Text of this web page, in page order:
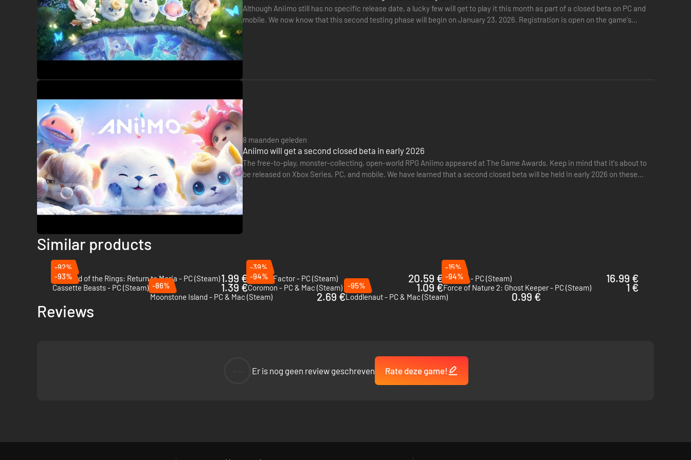
Although Aniimo still has no specific release date, a lucky few will get to play it this month as part of a closed beta on PC and
mobile. We now know that this second testing phase will begin on January 23, 2026. Registration is open on the game's
8 maanden geleden
Aniimo will get a second closed beta in early 2026
The free-to-play, monster-collecting, open-world RPG Aniimo appeared at The Game Awards. Keep in mind that it's about to
be released on Xbox Series, PC, and mobile. We have learned that a second closed beta will be held in early 2026 on these
Similar products
-92%
The Lord of the Rings: Return to Moria - PC (Steam)1.99 €
-39%
Abiotic Factor - PC (Steam)
20.59 €
-15%
Farever - PC (Steam)
16.99 €
-93%
Cassette Beasts - PC (Steam)
1.39 €
-94%
Coromon - PC & Mac (Steam)
1.09 €
-94%
Force of Nature 2: Ghost Keeper - PC (Steam)
1 €
-86%
Moonstone Island - PC & Mac (Steam)
2.69 €
-95%
Loddlenaut - PC & Mac (Steam)
0.99 €
Reviews
Er is nog geen review geschreven Rate deze game!